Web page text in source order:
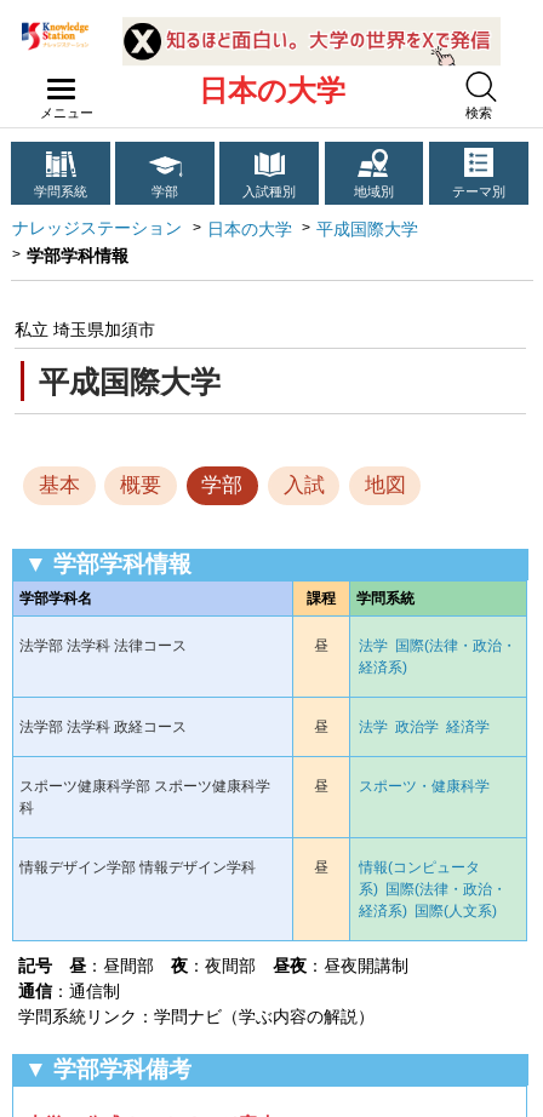
メニュー
日本の大学
検索
学問系統 学部 入試種別 地域別 テーマ別
ナレッジステーション 日本の大学
平成国際大学
学部学科情報
平成国際大学
私立 埼玉県加須市
基本 概要 学部 入試 地図
▼ 学部学科情報
学部学科名 課程 学問系統
法学部 法学科 法律コース 昼 法学 国際(法律・政治・
経済系)
法学部 法学科 政経コース 昼 法学 政治学 経済学
スポーツ健康科学部 スポーツ健康科学
科
昼 スポーツ・健康科学
情報デザイン学部 情報デザイン学科 昼
情報(コンピュータ
系) 国際(法律・政治・
経済系) 国際(人文系)
記号 昼 ：昼間部 夜 ：夜間部 昼夜 ：昼夜開講制
通信：通信制
学問系統リンク：学問ナビ（学ぶ内容の解説）
▼ 学部学科備考